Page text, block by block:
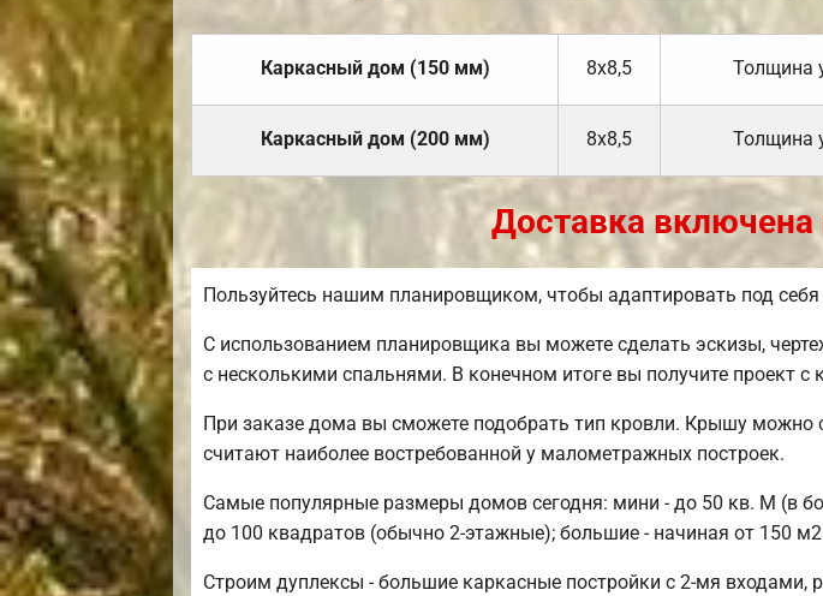
Каркасный дом (150 мм) 8х8,5 Толщина
Каркасный дом (200 мм) 8х8,5 Толщина
Доставка
Пользуйтесь нашим планировщиком, чтобы адаптировать под
С использованием планировщика вы можете сделать эскизы,
с несколькими спальнями. В конечном итоге вы получите проект
При заказе дома вы сможете подобрать тип кровли. Крышу можно
считают наиболее востребованной у малометражных построек.
Самые популярные размеры домов сегодня: мини - до 50 кв. М (в
до 100 квадратов (обычно 2-этажные); большие - начиная от 150 м2
Строим дуплексы - большие каркасные постройки с 2-мя входами,